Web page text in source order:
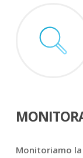
Monitoriamo la